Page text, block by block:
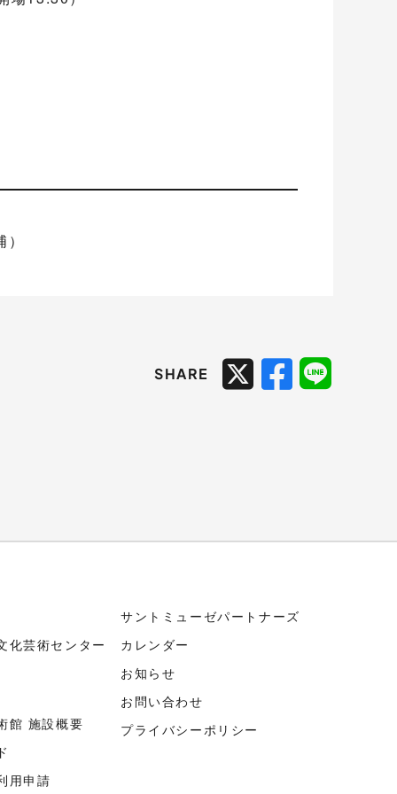
SHARE
化芸術センター
館 施設概要
用申請
サントミューゼパートナーズ
カレンダー
お知らせ
お問い合わせ
プライバシーポリシー